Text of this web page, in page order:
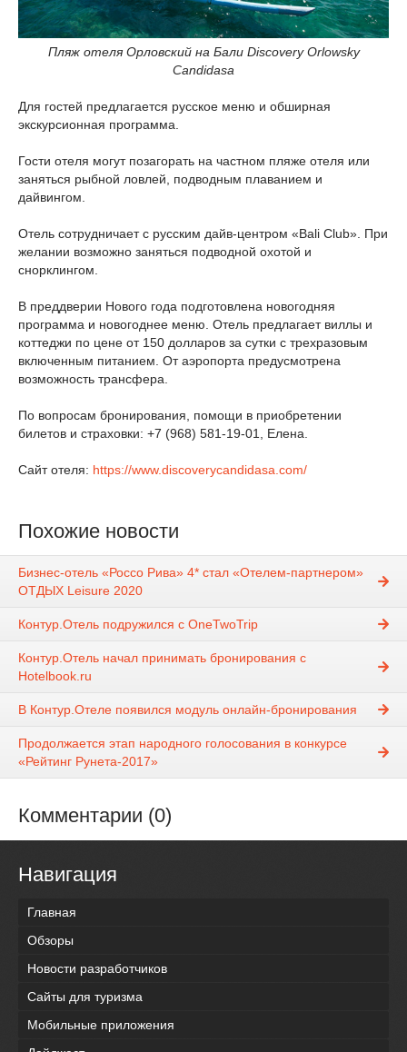
Пляж отеля Орловский на Бали Discovery Orlowsky
Candidasa
Для гостей предлагается русское меню и обширная
экскурсионная программа.
Гости отеля могут позагорать на частном пляже отеля или
заняться рыбной ловлей, подводным плаванием и
дайвингом.
Отель сотрудничает с русским дайв-центром «Ваli Club». При
желании возможно заняться подводной охотой и
снорклингом.
В преддверии Нового года подготовлена новогодняя
программа и новогоднее меню. Отель предлагает виллы и
коттеджи по цене от 150 долларов за сутки с трехразовым
включенным питанием. От аэропорта предусмотрена
возможность трансфера.
По вопросам бронирования, помощи в приобретении
билетов и страховки: +7 (968) 581-19-01, Елена.
Сайт отеля: https://www.discoverycandidasa.com/
Похожие новости
Бизнес-отель «Россо Рива» 4* стал «Отелем-партнером»
ОТДЫХ Leisure 2020
Контур.Отель подружился с OneTwoTrip
Контур.Отель начал принимать бронирования с
Hotelbook.ru
В Контур.Отеле появился модуль онлайн-бронирования
Продолжается этап народного голосования в конкурсе
«Рейтинг Рунета-2017»
Комментарии (0)
Навигация
Главная
Обзоры
Новости разработчиков
Сайты для туризма
Мобильные приложения